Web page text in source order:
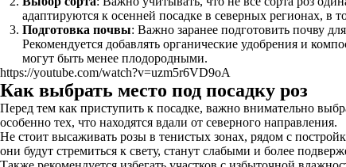
адаптируются к осенней посадке в северных регионах,
Подготовка почвы: Важно заранее подготовить почву
Рекомендуется добавлять органические удобрения и
могут быть менее плодородными.
https://youtube.com/watch?v=uzm5r6VD9oA
Как выбрать место под посадку роз
Перед тем как приступить к посадке, важно внимательно
особенно тех, что находятся вдали от северного направления.
Не стоит высаживать розы в тенистых зонах, рядом с
они будут стремиться к свету, станут слабыми и более